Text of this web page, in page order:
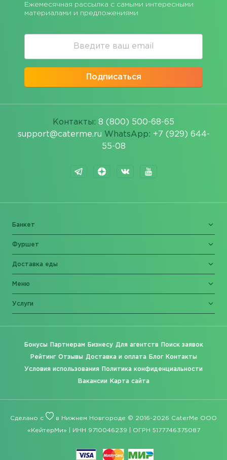
Ежемесячная рассылка с самыми интересными
материалами и предложениями
Подписаться
Контакты: 8 (800) 500-68-65
support@caterme.ru WhatsApp: +7 (929) 644-
55-08
Банкет
Фуршет
Доставка еды
Меню
Услуги
Бонусы Партнерам Бизнесу Для агентств Поиск заявок
Рейтинг Отзывы Доставка и оплата Блог Контакты
Условия использования Политика конфиденциальности
Вакансии Карта сайта
Сделано с в Нижнем Новгороде © 2016-2026 CaterMe ООО
«КейтерМи» | ИНН 9710046239 | ОГРН 5177746375087